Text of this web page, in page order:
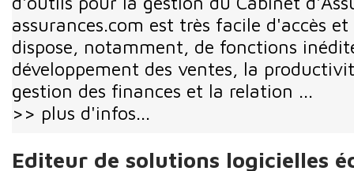
assurances.com est très facile d'accès
dispose, notamment, de fonctions
développement des ventes, la
gestion des finances et la relation ...
>> plus d'infos...
Editeur de solutions logicielles